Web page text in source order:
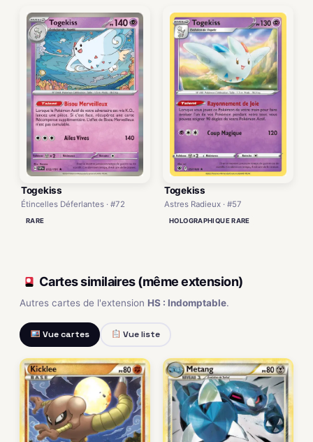
Togekiss
Étincelles Déferlantes · #72
RARE
Togekiss
Astres Radieux · #57
HOLOGRAPHIQUE RARE
Cartes similaires (même extension)
Autres cartes de l'extension HS : Indomptable.
Vue cartes Vue liste